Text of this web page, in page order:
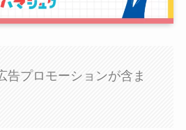
告プロモーションが含ま